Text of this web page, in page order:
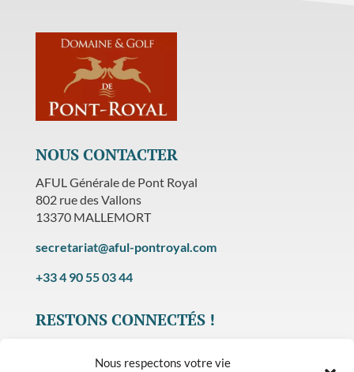
Nous respectons votre vie
NOUS CONTACTER
AFUL Générale de Pont Royal
802 rue des Vallons
13370 MALLEMORT
secretariat@aful-pontroyal.com
+33 4 90 55 03 44
RESTONS CONNECTÉS !